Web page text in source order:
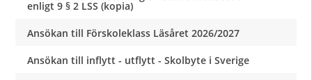
enligt 9 § 2 LSS (kopia)
Ansökan till Förskoleklass Läsåret 2026/2027
Ansökan till inflytt - utflytt - Skolbyte i Sverige